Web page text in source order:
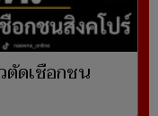
ตัดเชือกชน